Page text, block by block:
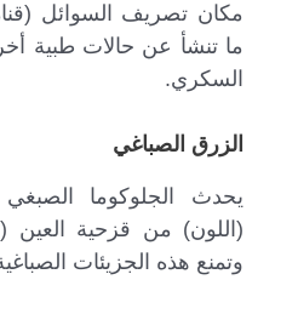
مكان تصريف السوائل
ما تنشأ عن حالات طبية
السكري.
الزرق الصباغي
يحدث الجلوكوما
(اللون) من قزحية العين
وتمنع هذه الجزيئات